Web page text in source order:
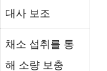
대사 보조
채소 섭취를 통
해 소량 보충